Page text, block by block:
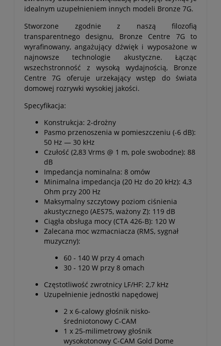
idealnym uzupełnieniem innych modeli Bronze 7G.
Stworzone zgodnie z naszą filozofią
transparentnego designu, Bronze Centre 7G to
wyrafinowany, angażujący dźwięk i wyposażone w
najnowsze technologie akustyczne. Łącząc
wszechstronność z wysoką wydajnością, Bronze
Centre 7G oferuje urzekający wstęp do świata
domowej rozrywki wysokiej jakości.
Specyfikacja:
Konstrukcja: 2-drożny
Pasmo przenoszenia w pomieszczeniu (-6 dB):
50 Hz — 30 kHz
Czułość (2,83 Vrms @ 1 m, pole swobodne): 88
dB
Impedancja nominalna: 8 omów
Minimalna impedancja (20 Hz do 20 kHz): 4,3
Ohm przy 200 Hz
Maksymalny szczytowy poziom ciśnienia
akustycznego (AES75, ważony Z): 119 dB
Ciągła obsługa mocy (CTA 426-B): 120 W
Zalecana moc wzmacniacza (RMS, sygnał
muzyczny):
60 - 140 W przy 4 omach
30 - 120 W przy 8 omach
Częstotliwość zwrotnicy LF/HF: 2,7 kHz
Uzupełnienie jednostki napędowej
2 x 6-calowy głośnik nisko-
średniotonowy C-CAM
1 x 25-milimetrowy głośnik
wysokotonowy C-CAM Gold Dome